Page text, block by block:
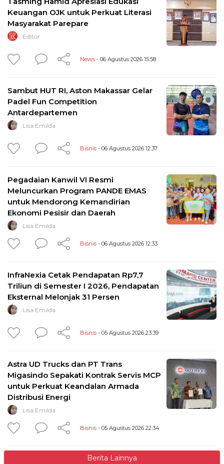
Keuangan OJK untuk Perkuat Literasi
Masyarakat Parepare
Editor
News - 06 Agustus 2026 15:58
Sambut HUT RI, Aston Makassar Gelar
Padel Fun Competition
Antardepartemen
Lisa Emilda
Bisnis - 06 Agustus 2026 12:37
Pegadaian Kanwil VI Resmi
Meluncurkan Program PANDE EMAS
untuk Mendorong Kemandirian
Ekonomi Pesisir dan Daerah
Lisa Emilda
Bisnis - 06 Agustus 2026 12:33
InfraNexia Cetak Pendapatan Rp7,7
Triliun di Semester I 2026, Pendapatan
Eksternal Melonjak 31 Persen
Lisa Emilda
Bisnis - 05 Agustus 2026 23:39
Astra UD Trucks dan PT Trans
Migasindo Sepakati Kontrak Servis MCP
untuk Perkuat Keandalan Armada
Distribusi Energi
Lisa Emilda
Bisnis - 05 Agustus 2026 22:34
Berita Lainnya